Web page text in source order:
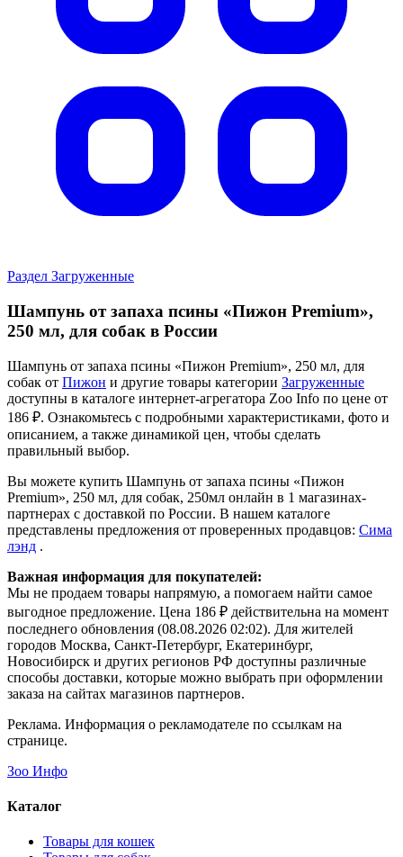
Раздел Загруженные
Шампунь от запаха псины «Пижон Premium»,
250 мл, для собак в России
Шампунь от запаха псины «Пижон Premium», 250 мл, для
собак от Пижон и другие товары категории Загруженные
доступны в каталоге интернет-агрегатора Zoo Info по цене от
186 ₽. Ознакомьтесь с подробными характеристиками, фото и
описанием, а также динамикой цен, чтобы сделать
правильный выбор.
Вы можете купить Шампунь от запаха псины «Пижон
Premium», 250 мл, для собак, 250мл онлайн в 1 магазинах-
партнерах с доставкой по России. В нашем каталоге
представлены предложения от проверенных продавцов: Сима
лэнд .
Важная информация для покупателей:
Мы не продаем товары напрямую, а помогаем найти самое
выгодное предложение. Цена 186 ₽ действительна на момент
последнего обновления (08.08.2026 02:02). Для жителей
городов Москва, Санкт-Петербург, Екатеринбург,
Новосибирск и других регионов РФ доступны различные
способы доставки, которые можно выбрать при оформлении
заказа на сайтах магазинов партнеров.
Реклама. Информация о рекламодателе по ссылкам на
странице.
Зоо Инфо
Каталог
Товары для кошек